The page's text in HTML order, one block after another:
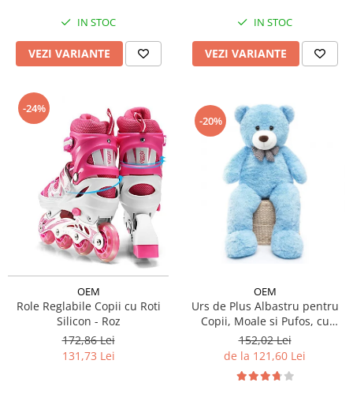
IN STOC
VEZI VARIANTE
IN STOC
VEZI VARIANTE
-24%
OEM
Role Reglabile Copii cu Roti
Silicon - Roz
172,86 Lei
131,73 Lei
-20%
OEM
Urs de Plus Albastru pentru
Copii, Moale si Pufos, cu
Fundita
152,02 Lei
de la 121,60 Lei